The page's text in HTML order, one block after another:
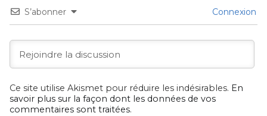
S’abonner Connexion
Ce site utilise Akismet pour réduire les indésirables. En
savoir plus sur la façon dont les données de vos
commentaires sont traitées.